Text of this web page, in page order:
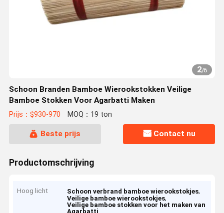
2/6
Schoon Branden Bamboe Wierookstokken Veilige
Bamboe Stokken Voor Agarbatti Maken
Prijs：$930-970 MOQ：19 ton
Beste prijs Contact nu
Productomschrijving
Hoog licht Schoon verbrand bamboe wierookstokjes,
Veilige bamboe wierookstokjes,
Veilige bamboe stokken voor het maken van
Agarbatti